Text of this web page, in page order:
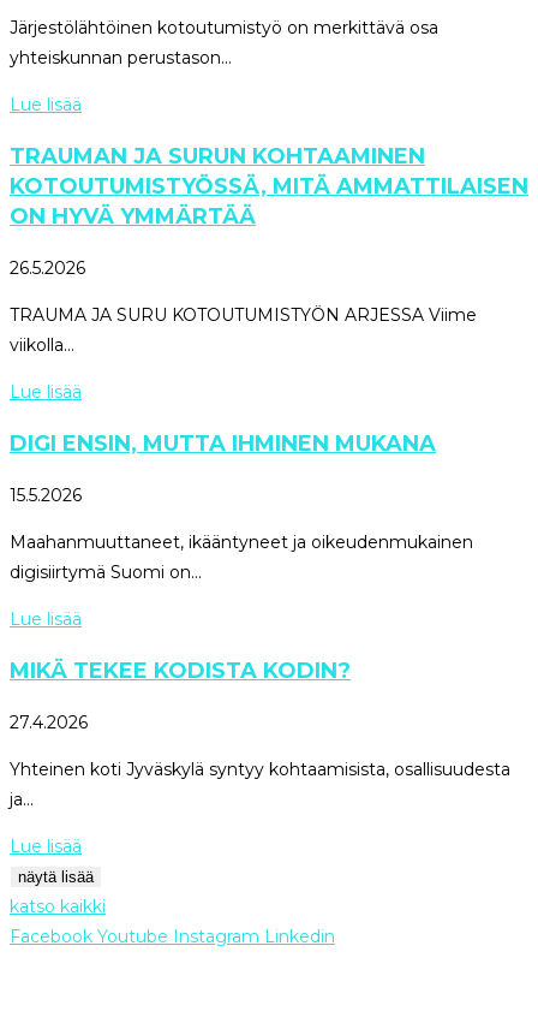
Järjestölähtöinen kotoutumistyö on merkittävä osa
yhteiskunnan perustason...
Lue lisää
TRAUMAN JA SURUN KOHTAAMINEN
KOTOUTUMISTYÖSSÄ, MITÄ AMMATTILAISEN
ON HYVÄ YMMÄRTÄÄ
26.5.2026
TRAUMA JA SURU KOTOUTUMISTYÖN ARJESSA Viime
viikolla...
Lue lisää
DIGI ENSIN, MUTTA IHMINEN MUKANA
15.5.2026
Maahanmuuttaneet, ikääntyneet ja oikeudenmukainen
digisiirtymä Suomi on...
Lue lisää
MIKÄ TEKEE KODISTA KODIN?
27.4.2026
Yhteinen koti Jyväskylä syntyy kohtaamisista, osallisuudesta
ja...
Lue lisää
näytä lisää
katso kaikki
Facebook Youtube Instagram Linkedin